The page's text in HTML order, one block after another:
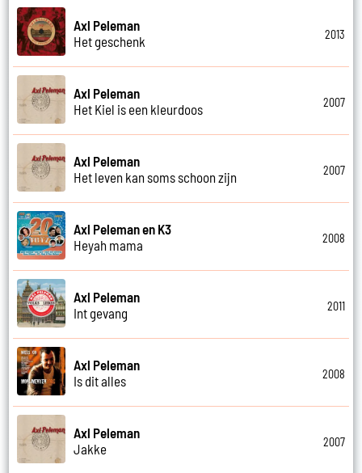
Axl Peleman
Het geschenk
2013
Axl Peleman
Het Kiel is een kleurdoos
2007
Axl Peleman
Het leven kan soms schoon zijn
2007
Axl Peleman en K3
Heyah mama
2008
Axl Peleman
Int gevang
2011
Axl Peleman
Is dit alles
2008
Axl Peleman
Jakke
2007